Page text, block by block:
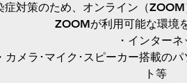
対策のため、オンライン（ZOOM
ZOOMが利用可能な環境を
・インターネ
ラ･マイク･スピーカー搭載のパ
ト等